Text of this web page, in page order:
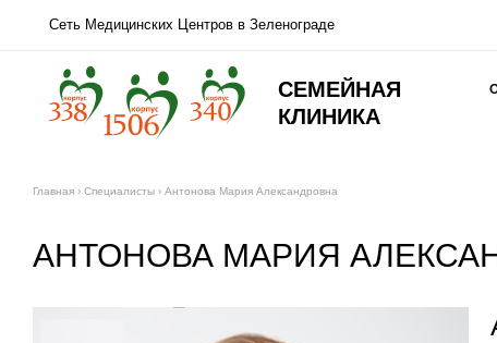
Сеть Медицинских Центров в Зеленограде
СЕМЕЙНАЯ
КЛИНИКА
Главная › Специалисты › Антонова Мария Александровна
АНТОНОВА МАРИЯ